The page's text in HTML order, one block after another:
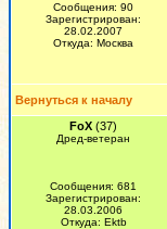
Сообщения: 90
Зарегистрирован:
28.02.2007
Откуда: Москва
Вернуться к началу
FoX (37)
Дред-ветеран
Сообщения: 681
Зарегистрирован:
28.03.2006
Откуда: Ektb